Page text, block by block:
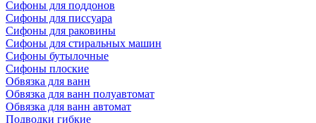
Сифoны для поддонов
Сифoны для писсуара
Сифоны для раковины
Сифоны для стиральных машин
Сифоны бутылочные
Сифоны плоские
Обвязка для ванн
Обвязка для ванн полуавтомат
Обвязка для ванн автомат
Подводки гибкие